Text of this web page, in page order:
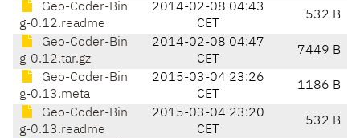
Geo-Coder-Bin
g-0.12.readme
2014-02-08 04:43
CET
532 B
Geo-Coder-Bin
g-0.12.tar.gz
2014-02-08 04:47
CET
7449 B
Geo-Coder-Bin
g-0.13.meta
2015-03-04 23:26
CET
1186 B
Geo-Coder-Bin
g-0.13.readme
2015-03-04 23:20
CET
532 B